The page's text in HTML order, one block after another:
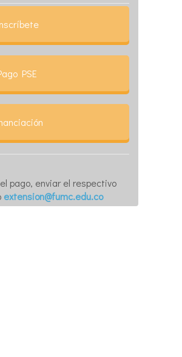
PSE
pago, enviar el respectivo
extension@fumc.edu.co